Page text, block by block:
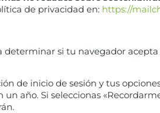
de privacidad en: https://
si tu navegador
de inicio de sesión y tus
año. Si seleccionas